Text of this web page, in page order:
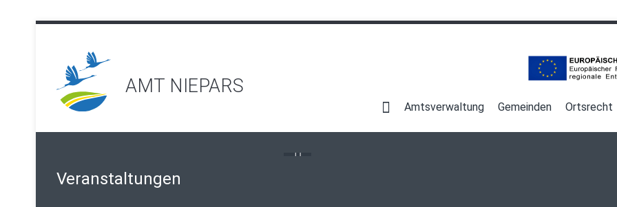
AMT NIEPARS
überspringenAmtsverwaltung Gemeinden Ortsrecht
Veranstaltungen